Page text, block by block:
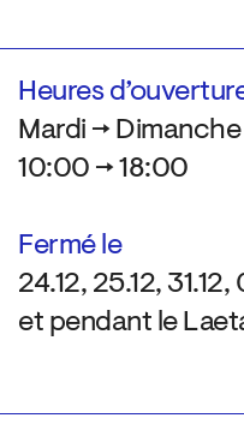
Heures
Mardi → Dimanche
10:00 → 18:00
Fermé le
24.12, 25.12, 31.12,
et pendant le